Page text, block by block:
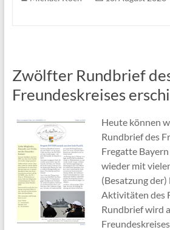
Zwölfter Rundbrief
Freundeskreises
Heute können
Rundbrief des
Fregatte
wieder mit
(Besatzung der)
Aktivitäten des
Rundbrief wird